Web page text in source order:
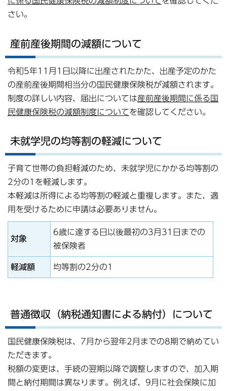
さい。
産前産後期間の減額について
令和5年11月1日以降に出産されたかた、出産予定のかた
の産前産後期間相当分の国民健康保険税が減額されます。
制度の詳しい内容、届出については産前産後期間に係る国
民健康保険税の減額制度についてを確認してください。
未就学児の均等割の軽減について
子育て世帯の負担軽減のため、未就学児にかかる均等割の
2分の1を軽減します。
本軽減は所得による均等割の軽減と重複します。また、適
用を受けるために申請は必要ありません。
対象
6歳に達する日以後最初の3月31日までの
被保険者
軽減額 均等割の2分の1
普通徴収（納税通知書による納付）について
国民健康保険税は、7月から翌年2月までの8期で納めてい
ただきます。
税額の変更は、手続の翌期以降で調整しますので、加入期
間と納付期間は異なります。例えば、9月に社会保険に加